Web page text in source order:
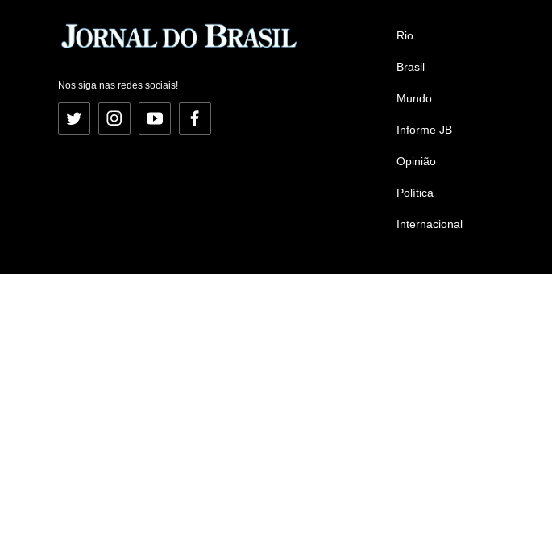
Nos siga nas redes sociais!
Twitter InstagramYouTubeFacebook
Rio
Brasil
Mundo
Informe JB
Opinião
Política
Internacional